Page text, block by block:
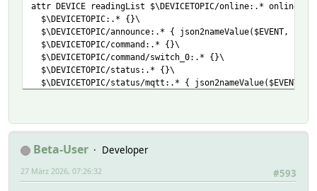
attr DEVICE readingList $\DEVICETOPIC/online:.* online\
$\DEVICETOPIC:.* {}\
$\DEVICETOPIC/announce:.* { json2nameValue($EVENT, '',
$\DEVICETOPIC/command:.* {}\
$\DEVICETOPIC/command/switch_0:.* {}\
$\DEVICETOPIC/status:.* {}\
$\DEVICETOPIC/status/mqtt:.* { json2nameValue($EVENT,
$\DEVICETOPIC/status/ble:.* {}\
$\DEVICETOPIC/status/cloud:.* {}\
$\DEVICETOPIC/status/knx:.* {}\
$\DEVICETOPIC/status/powerstrip_ui:.* {}\
$\DEVICETOPIC/status/wifi:.* { json2nameValue($EVENT,
$\DEVICETOPIC/status/ws:.* {}\
Beta-User
Developer
#593
27 März 2026, 07:26:32